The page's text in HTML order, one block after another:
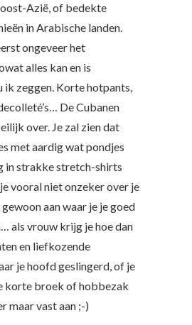
Azië, of bedekte
in Arabische landen.
ongeveer het
alles kan en is
ik zeggen. Korte hotpants,
De Cubanen
over. Je zal zien dat
met aardig wat pondjes
in strakke stretch-shirts
vooral niet onzeker over je
aan waar je je goed
als vrouw krijg je hoe dan
en liefkozende
je hoofd geslingerd, of je
korte broek of hobbezak
maar vast aan ;-)